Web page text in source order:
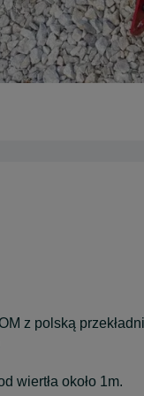
z polską
wiertła około 1m.